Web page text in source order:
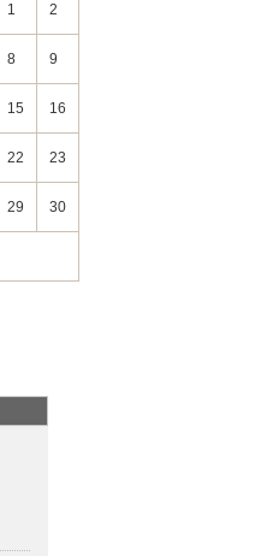
1 2
8 9
15 16
22 23
29 30